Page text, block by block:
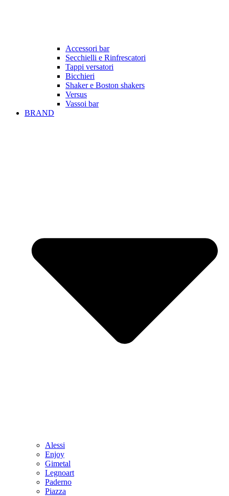
Accessori bar
Secchielli e Rinfrescatori
Tappi versatori
Bicchieri
Shaker e Boston shakers
Versus
Vassoi bar
BRAND
Alessi
Enjoy
Gimetal
Legnoart
Paderno
Piazza